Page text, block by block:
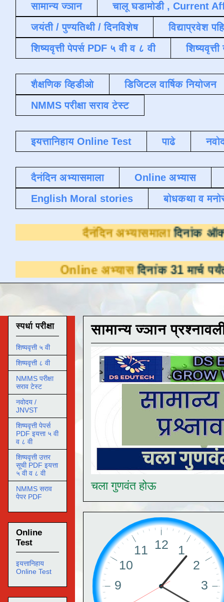
सामान्य ज्ञान
चालू घडामोडी , Current
जयंती / पुण्यतिथी / दिनविशेष
विद्याप्रवेश
शिष्यवृत्ती पेपर्स PDF ५ वी व ८ वी
शैक्षणिक व्हिडीओ
डिजिटल वार्षिक नियोजन
NMMS परीक्षा सराव टेस्ट
इयत्तानिहाय Online Test पाढे
दैनंदिन अभ्यासमाला
Online अभ्यास
English Moral stories
बोधकथा व
दैनंदिन
Online अभ्यासदिनांक 31 मार्च पर्यंत
सामान्य ज्ञान
चला गुणवंत होऊ
स्पर्धा परीक्षा
शिष्यवृत्ती ५ वी
शिष्यवृत्ती ८ वी
NMMS परीक्षा
सराव टेस्ट
नवोदय /
JNVST
शिष्यवृत्ती पेपर्स
PDF इयत्ता ५ वी
व ८ वी
शिष्यवृत्ती उत्तर
सूची PDF इयत्ता
५ वी व ८ वी
NMMS सराव
पेपर PDF
Online
Test
इयत्तानिहाय
Online Test